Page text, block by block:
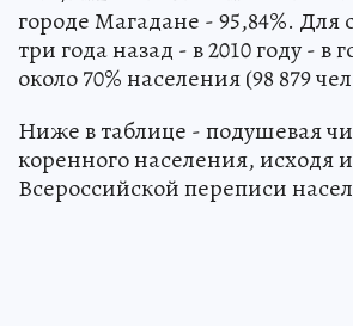
городе Магадане - 95,84%. Для
три года назад - в 2010 году - в
около 70% населения (98 879
Ниже в таблице - подушевая
коренного населения, исходя
Всероссийской переписи